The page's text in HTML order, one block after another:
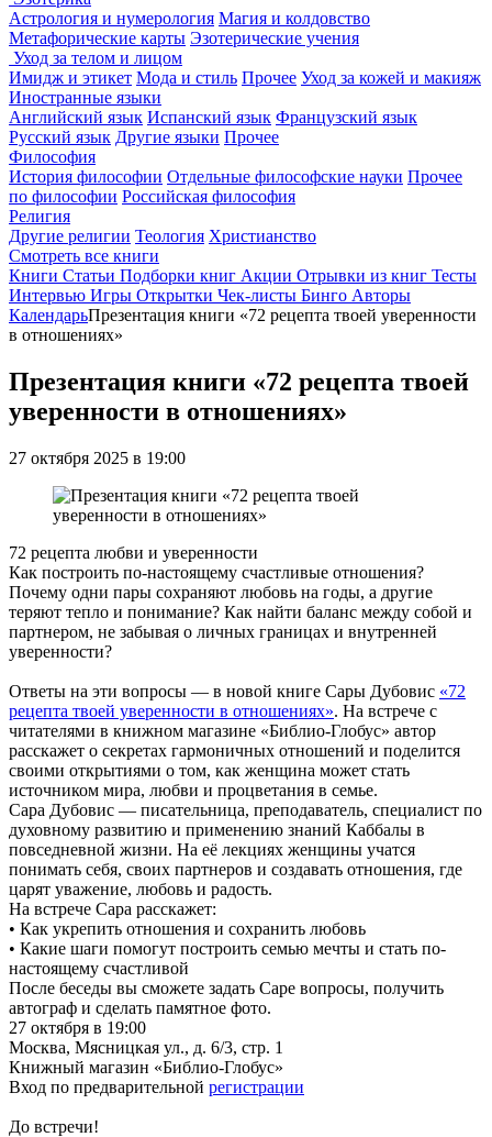
Астрология и нумерология Магия и колдовство
Метафорические карты Эзотерические учения
Уход за телом и лицом
Имидж и этикет Мода и стиль Прочее Уход за кожей и макияж
Иностранные языки
Английский язык Испанский язык Французский язык
Русский язык Другие языки Прочее
Философия
История философии Отдельные философские науки Прочее
по философии Российская философия
Религия
Другие религии Теология Христианство
Смотреть все книги
Книги Статьи Подборки книг Акции Отрывки из книг Тесты
Интервью Игры Открытки Чек-листы Бинго Авторы
КалендарьПрезентация книги «72 рецепта твоей уверенности
в отношениях»
Презентация книги «72 рецепта твоей
уверенности в отношениях»
27 октября 2025 в 19:00
72 рецепта любви и уверенности
Как построить по-настоящему счастливые отношения?
Почему одни пары сохраняют любовь на годы, а другие
теряют тепло и понимание? Как найти баланс между собой и
партнером, не забывая о личных границах и внутренней
уверенности?
Ответы на эти вопросы — в новой книге Сары Дубовис «72
рецепта твоей уверенности в отношениях». На встрече с
читателями в книжном магазине «Библио-Глобус» автор
расскажет о секретах гармоничных отношений и поделится
своими открытиями о том, как женщина может стать
источником мира, любви и процветания в семье.
Сара Дубовис — писательница, преподаватель, специалист по
духовному развитию и применению знаний Каббалы в
повседневной жизни. На её лекциях женщины учатся
понимать себя, своих партнеров и создавать отношения, где
царят уважение, любовь и радость.
На встрече Сара расскажет:
• Как укрепить отношения и сохранить любовь
• Какие шаги помогут построить семью мечты и стать по-
настоящему счастливой
После беседы вы сможете задать Саре вопросы, получить
автограф и сделать памятное фото.
27 октября в 19:00
Москва, Мясницкая ул., д. 6/3, стр. 1
Книжный магазин «Библио-Глобус»
Вход по предварительной регистрации
До встречи!